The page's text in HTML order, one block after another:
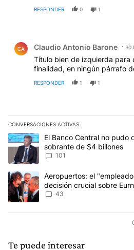
RESPONDER 0 1
CA Claudio Antonio Barone 30
Título bien de izquierda para
finalidad, en ningún párrafo
RESPONDER 1 1
CONVERSACIONES ACTIVAS
Este listado muestra los artículos
Un artículo de tendencia con el
El Banco Central no pudo
sobrante de $4 billones
101
Un artículo de tendencia con el
Aeropuertos: el
decisión crucial sobre
43